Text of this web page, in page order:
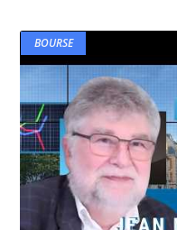
BOURSE